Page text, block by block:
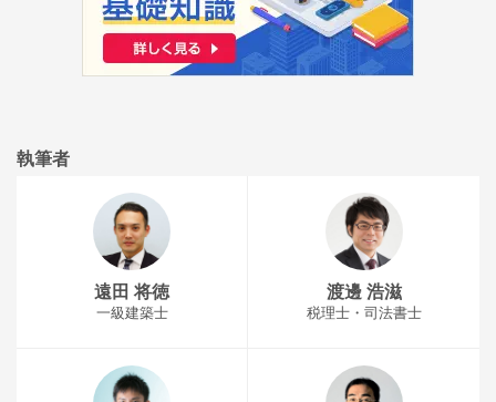
執筆者
遠田 将徳
一級建築士
渡邊 浩滋
税理士・司法書士